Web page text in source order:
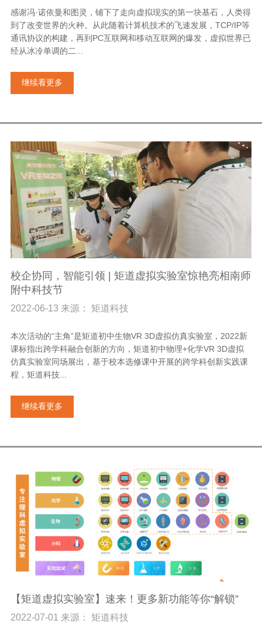
感谢冯·诺依曼和图灵，铺下了走向虚拟现实的第一块基石，人类得
到了改变世界的火种。从此随着计算机技术的飞速发展，TCP/IP等
通讯协议的构建，再到PC互联网和移动互联网的爆发，虚拟世界已
经从冰冷单调的二...
继续看更多
校企协同，智能引领 | 矩道虚拟实验室惊艳亮相南师
附中科技节
2022-06-13 来源： 矩道科技
本次活动的“主角”是矩道初中生物VR 3D虚拟仿真实验室，2022新
课标指出跨学科融合创新的方向，矩道初中物理+化学VR 3D虚拟
仿真实验室同场展出，基于校本选修课中开展的跨学科创新实践课
程，矩道科技...
继续看更多
【矩道虚拟实验室】速来！更多新功能等你“解锁”
2022-07-01 来源： 矩道科技